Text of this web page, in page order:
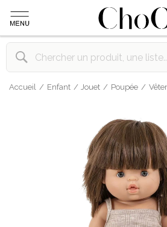
Accueil Enfant Jouet Poupée